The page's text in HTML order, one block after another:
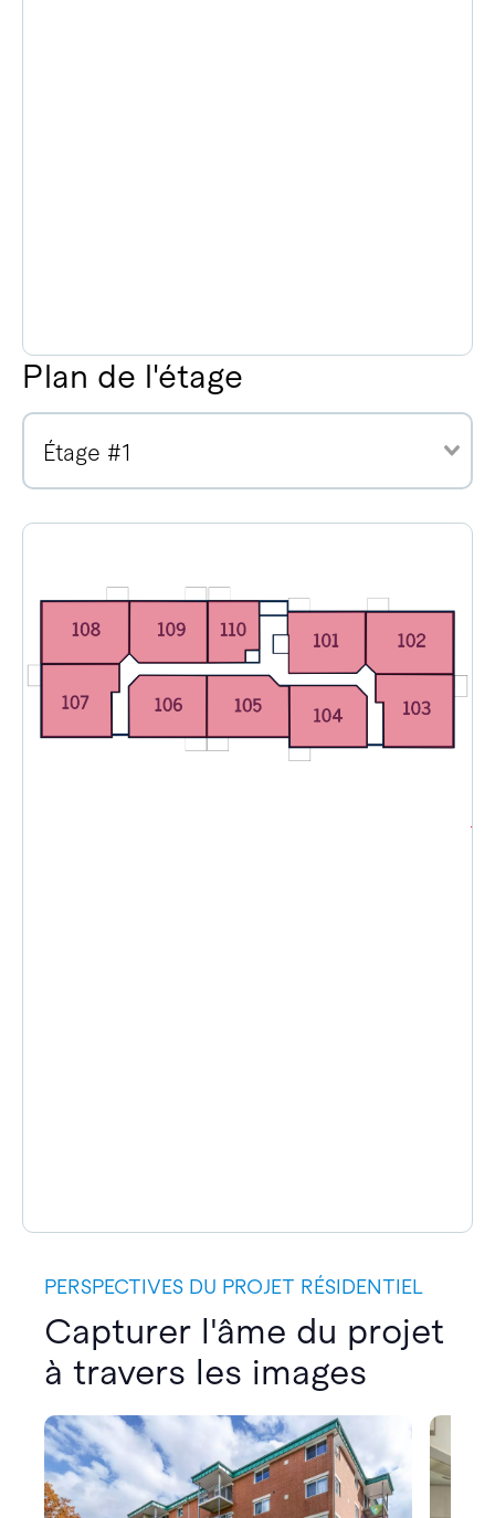
Plan de l'étage
Étage #1
PERSPECTIVES DU PROJET RÉSIDENTIEL
Capturer l'âme du projet
à travers les images